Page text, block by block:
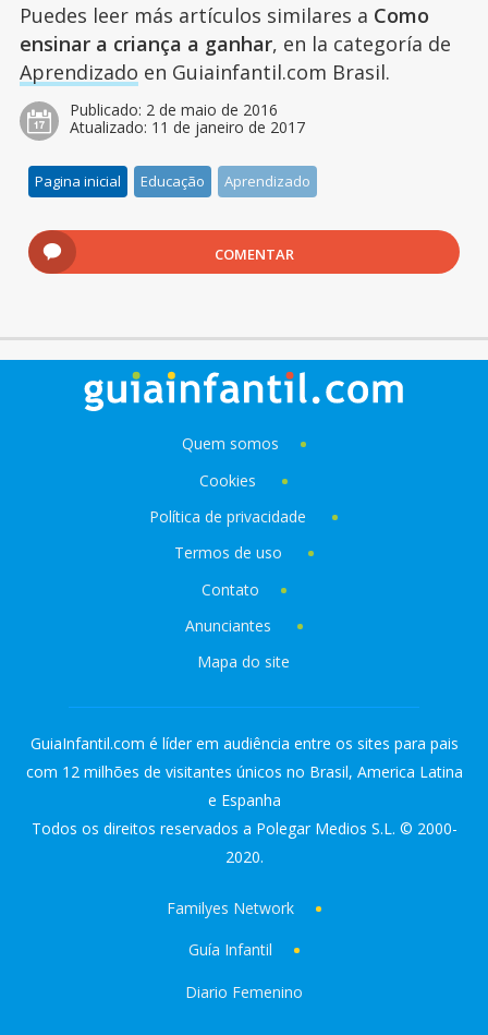
Puedes leer más artículos similares a Como
ensinar a criança a ganhar, en la categoría de
Aprendizado en Guiainfantil.com Brasil.
Publicado: 2 de maio de 2016
Atualizado: 11 de janeiro de 2017
Pagina inicial Educação Aprendizado
COMENTAR
Quem somos
Cookies
Política de privacidade
Termos de uso
Contato
Anunciantes
Mapa do site
GuiaInfantil.com é líder em audiência entre os sites para pais
com 12 milhões de visitantes únicos no Brasil, America Latina
e Espanha
Todos os direitos reservados a Polegar Medios S.L. © 2000-
2020.
Familyes Network
Guía Infantil
Diario Femenino